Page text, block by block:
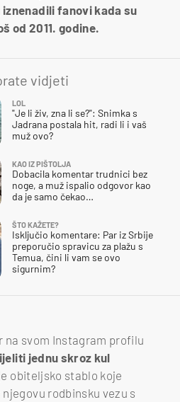
fanovi kada su
od 2011. godine.
vidjeti
LOL
"Je li živ, zna li se?": Snimka s
Jadrana postala hit, radi li i vaš
muž ovo?
KAO IZ PIŠTOLJA
Dobacila komentar trudnici bez
noge, a muž ispalio odgovor kao
da je samo čekao…
ŠTO KAŽETE?
Isključio komentare: Par iz Srbije
preporučio spravicu za plažu s
Temua, čini li vam se ovo
sigurnim?
na svom Instagram profilu
jednu skroz kul
obiteljsko stablo koje
rodbinsku vezu s